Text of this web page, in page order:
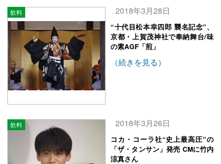
飲料 2018年3月28日
“十代目松本幸四郎 襲名記念”、
京都・上賀茂神社で奉納舞台/味
の素AGF「煎」
（続きを見る）
飲料 2018年3月26日
コカ・コーラ社“史上最高圧”の
「ザ・タンサン」発売 CMに竹内
涼真さん